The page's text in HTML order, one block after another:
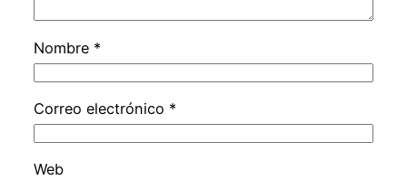
Nombre *
Correo electrónico *
Web